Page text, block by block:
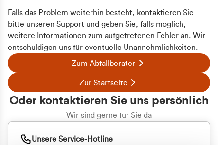
Falls das Problem weiterhin besteht, kontaktieren Sie
bitte unseren Support und geben Sie, falls möglich,
weitere Informationen zum aufgetretenen Fehler an. Wir
entschuldigen uns für eventuelle Unannehmlichkeiten.
Zum Abfallberater
Zur Startseite
Oder kontaktieren Sie uns persönlich
Wir sind gerne für Sie da
Unsere Service-Hotline